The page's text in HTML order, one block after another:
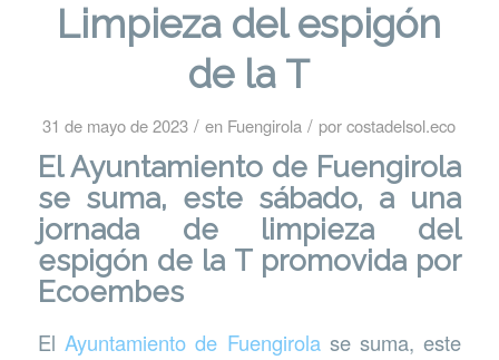
Limpieza del espigón
de la T
31 de mayo de 2023 / en Fuengirola / porcostadelsol.eco
El Ayuntamiento de Fuengirola
se suma, este sábado, a una
jornada de limpieza del
espigón de la T promovida por
Ecoembes
El Ayuntamiento de Fuengirolase suma, este